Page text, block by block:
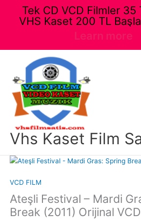
Vhs Kaset Film
VCD FILM
Ateşli Festival – Mardi
Break (2011) Orijinal VCD
Tek CD VCD Filmler 35
VHS Kaset 200 TL
Learn more